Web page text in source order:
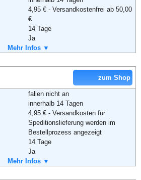
Plus Online GmbH
Wissollstraße 5-43
45478 Mülheim an der Ruhr
Deutschland
service@gartenxxl.de
Blog , AGB
4,95 € - Versandkostenfrei ab 50,00
€
14 Tage
Ja
im Paket enthalten
Plus Online GmbH
Wissollstraße 5 - 43
45478 Mülheim an der Ruhr
+49 (0) 208 - 882290
service@plus.de
Mehr Infos ▼
zum Shop
fallen nicht an
innerhalb 14 Tagen
4,95 € - Versandkosten für
Speditionslieferung werden im
Bestellprozess angezeigt
14 Tage
Ja
im Paket enthalten
Mehr Infos ▼